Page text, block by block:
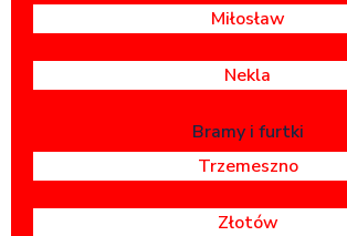
Miłosław
Nekla
Bramy i furtki
Trzemeszno
Złotów